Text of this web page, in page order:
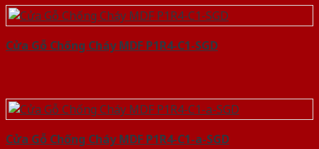
Cửa Gỗ Chống Cháy MDF P1R4-C1-SGD
Cửa Gỗ Chống Cháy MDF P1R4-C1-a-SGD